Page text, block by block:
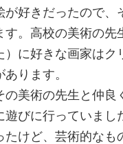
が好きだったので、
す。高校の美術の先
）に好きな画家はク
ります。
の美術の先生と仲良
びに行っていまし
たけど、芸術的なも